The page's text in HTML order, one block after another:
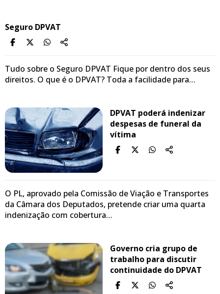
Seguro DPVAT
Tudo sobre o Seguro DPVAT Fique por dentro dos seus
direitos. O que é o DPVAT? Toda a facilidade para…
DPVAT poderá indenizar
despesas de funeral da
vítima
O PL, aprovado pela Comissão de Viação e Transportes
da Câmara dos Deputados, pretende criar uma quarta
indenização com cobertura…
Governo cria grupo de
trabalho para discutir
continuidade do DPVAT